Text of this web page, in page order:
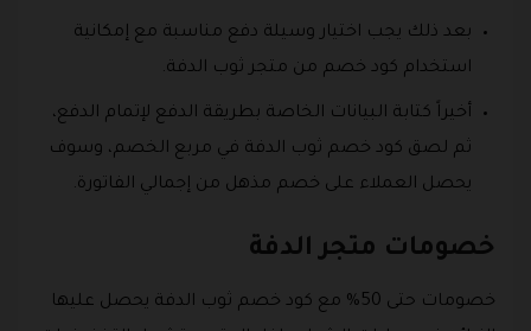
بعد ذلك يجب اختيار وسيلة دفع مناسبة مع إمكانية
استخدام كود خصم من متجر ثوب الدفة.
أخيراً كتابة البيانات الخاصة بطريقة الدفع لإتمام الدفع،
ثم لصق كود خصم ثوب الدفة في مربع الخصم، وسوف
يحصل العملاء على خصم مذهل من إجمالي الفاتورة.
خصومات متجر الدفة
خصومات حتى 50% مع كود خصم ثوب الدفة يحصل عليها